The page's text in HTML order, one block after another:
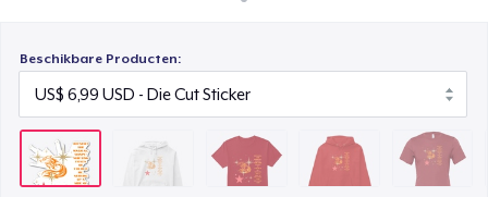
Beschikbare Producten:
US$ 15,99
Unisex Classic Crewneck Sweatshirt